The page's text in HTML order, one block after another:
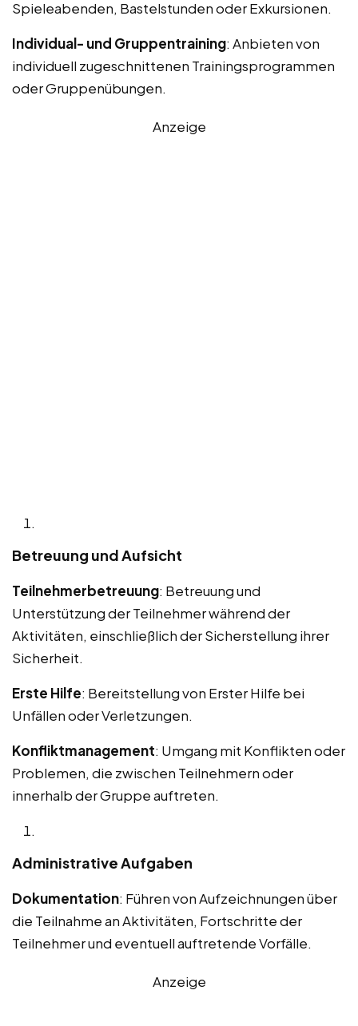
Spieleabenden, Bastelstunden oder Exkursionen.
Individual- und Gruppentraining: Anbieten von
individuell zugeschnittenen Trainingsprogrammen
oder Gruppenübungen.
Anzeige
Betreuung und Aufsicht
Teilnehmerbetreuung: Betreuung und
Unterstützung der Teilnehmer während der
Aktivitäten, einschließlich der Sicherstellung ihrer
Sicherheit.
Erste Hilfe: Bereitstellung von Erster Hilfe bei
Unfällen oder Verletzungen.
Konfliktmanagement: Umgang mit Konflikten oder
Problemen, die zwischen Teilnehmern oder
innerhalb der Gruppe auftreten.
Administrative Aufgaben
Dokumentation: Führen von Aufzeichnungen über
die Teilnahme an Aktivitäten, Fortschritte der
Teilnehmer und eventuell auftretende Vorfälle.
Anzeige